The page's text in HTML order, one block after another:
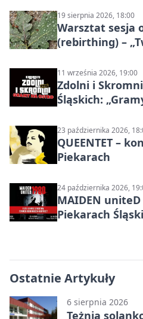
19 sierpnia 2026, 18:00
Warsztat sesja
(rebirthing) –
11 września 2026, 19:00
Zdolni i
Śląskich:
23 października 2026,
QUEENTET –
Piekarach
24 października 2026,
MAIDEN uniteD
Piekarach
Ostatnie Artykuły
6 sierpnia 2026
Tężnia